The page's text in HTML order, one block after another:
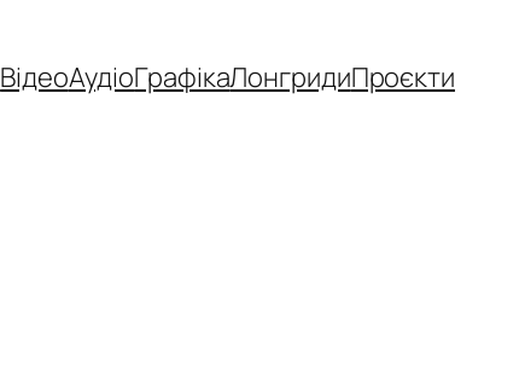
ВідеоАудіоГрафікаЛонгридиПроєкти